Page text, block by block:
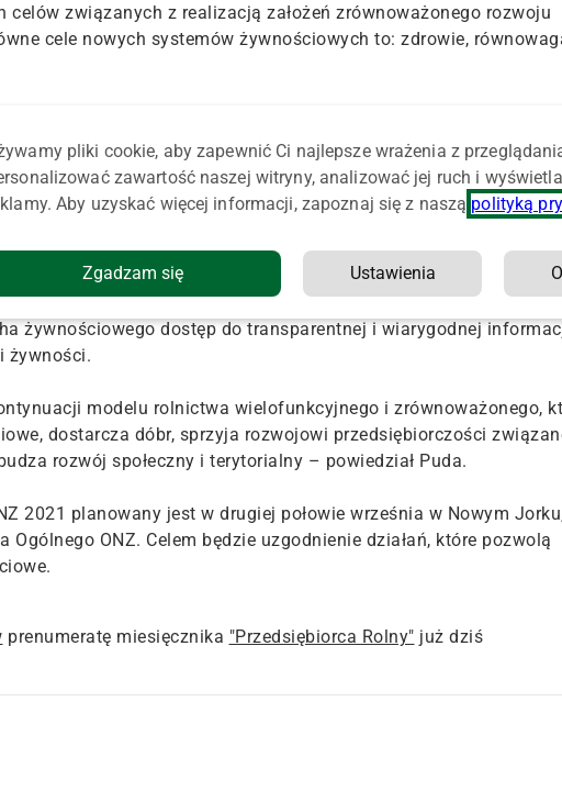
związanych z realizacją założeń zrównoważonego rozwoju
cele nowych systemów żywnościowych to: zdrowie,
doświadczenia w ramach tzw. krajowej ścieżki –
żywnościowych.
strategii, to rozwój odpowiedzialny oraz społecznie i terytorialnie
charakter. Jego siłą napędową i zarazem priorytetem
resortu.
"Budowanie w Polsce systemu identyfikowania żywności",
żywnościowego dostęp do transparentnej i wiarygodnej
żywności.
modelu rolnictwa wielofunkcyjnego i zrównoważonego,
dostarcza dóbr, sprzyja rozwojowi przedsiębiorczości
rozwój społeczny i terytorialny – powiedział Puda.
2021 planowany jest w drugiej połowie września w Nowym
ONZ. Celem będzie uzgodnienie działań, które pozwolą
prenumeratę miesięcznika "Przedsiębiorca Rolny" już dziś
pliki cookie, aby zapewnić Ci najlepsze wrażenia z
zawartość naszej witryny, analizować jej ruch i
Aby uzyskać więcej informacji, zapoznaj się z naszą polityką
Zgadzam się Ustawienia